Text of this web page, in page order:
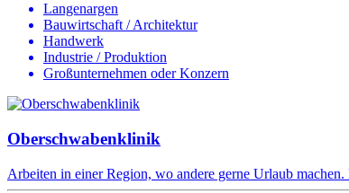
Langenargen
Bauwirtschaft / Architektur
Handwerk
Industrie / Produktion
Großunternehmen oder Konzern
Oberschwabenklinik
Arbeiten in einer Region, wo andere gerne Urlaub